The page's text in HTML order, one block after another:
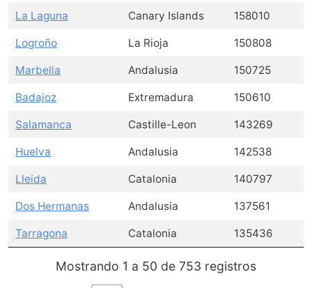
La Laguna Canary Islands 158010
Logroño La Rioja 150808
Marbella Andalusia 150725
Badajoz Extremadura 150610
Salamanca Castille-Leon 143269
Huelva Andalusia 142538
Lleida Catalonia 140797
Dos Hermanas Andalusia 137561
Tarragona Catalonia 135436
Mostrando 1 a 50 de 753 registros